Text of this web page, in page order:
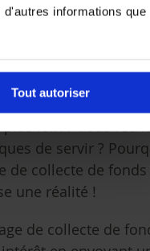
informations que
Tout autoriser
des
loin ? Vous
de servir ?
de collecte de
une réalité !
de collecte de